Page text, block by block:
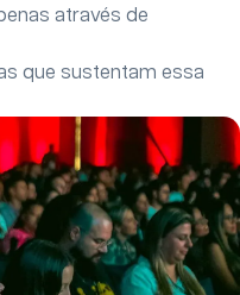
através de
que sustentam essa